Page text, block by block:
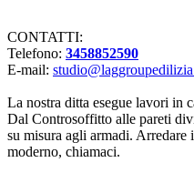
CONTATTI:
Telefono: 3458852590
E-mail:
La nostra ditta esegue lavori in
Dal Controsoffitto alle pareti
su misura agli armadi. Arredare
moderno, chiamaci.